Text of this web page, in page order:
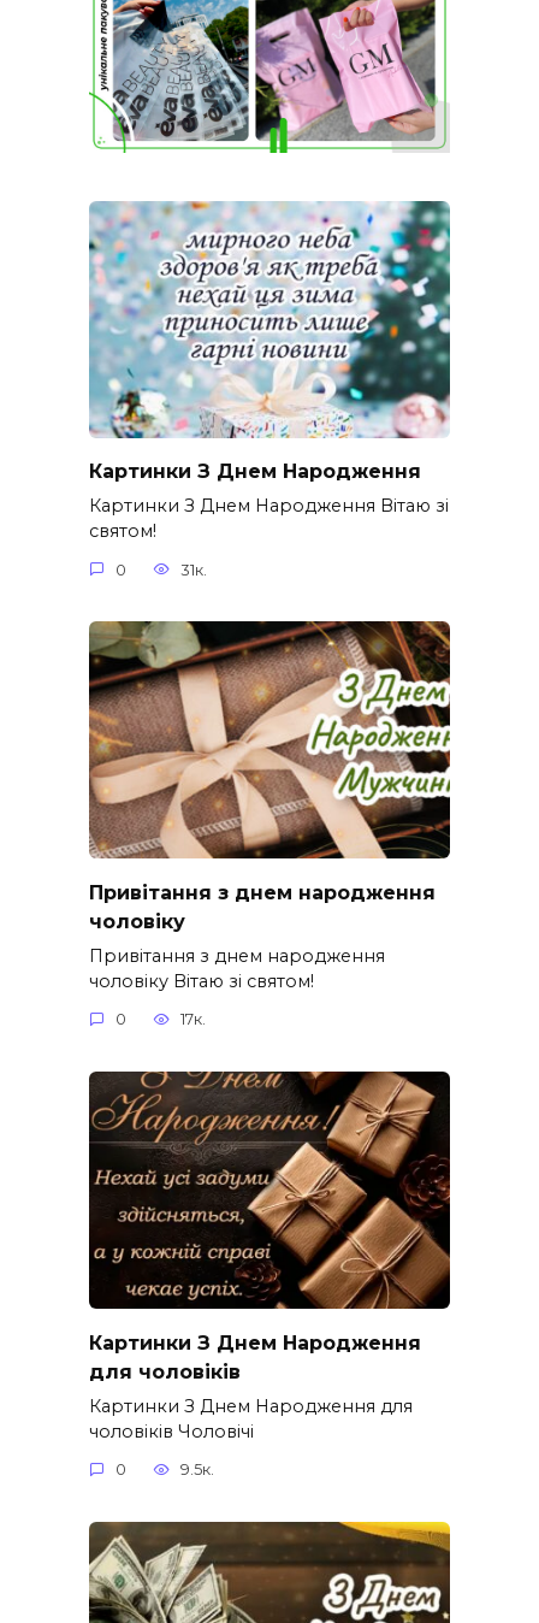
Картинки З Днем Народження
Картинки З Днем Народження Вітаю зі
святом!
0 31к.
Привітання з днем народження
чоловіку
Привітання з днем народження
чоловіку Вітаю зі святом!
0 17к.
Картинки З Днем Народження
для чоловіків​
Картинки З Днем Народження для
чоловіків​ Чоловічі
0 9.5к.